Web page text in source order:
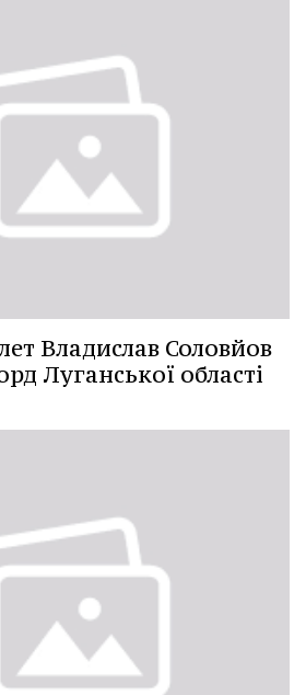
Владислав Соловйов
Луганської області